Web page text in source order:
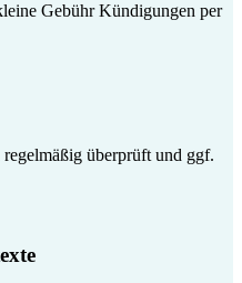
Gebühr Kündigungen per
überprüft und ggf.